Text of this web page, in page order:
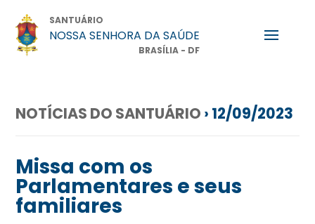
SANTUÁRIO
NOSSA SENHORA DA SAÚDE
BRASÍLIA - DF
NOTÍCIAS DO SANTUÁRIO › 12/09/2023
Missa com os
Parlamentares e seus
familiares